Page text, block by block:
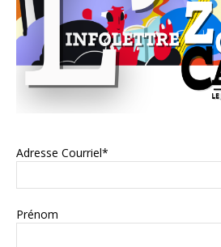
Adresse Courriel*
Prénom